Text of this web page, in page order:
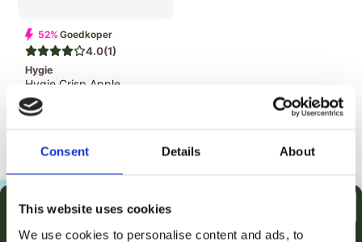
Consent Details About
This website uses cookies
We use cookies to personalise content and ads, to
52% Goedkoper
4.0(1)
Hygie
Hygie Crisp Apple
Hydrating Hand Cleanser
35ml